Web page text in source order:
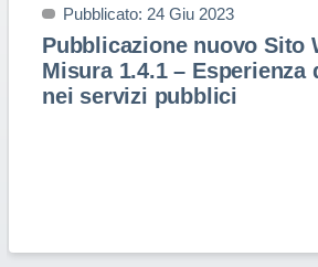
Pubblicato: 24 Giu 2023
Pubblicazione nuovo Sito
Misura 1.4.1 –
nei servizi pubblici